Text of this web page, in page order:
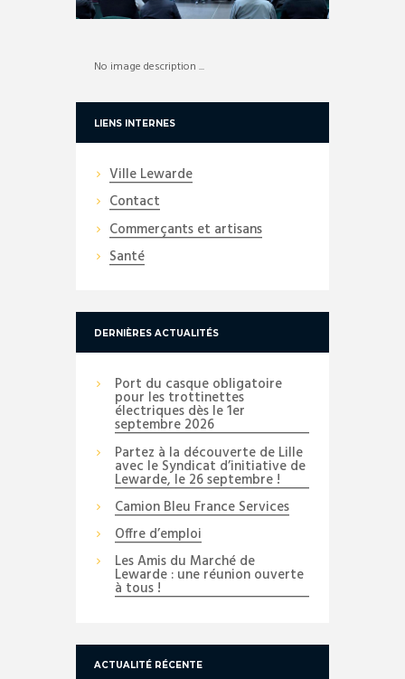
No image description ...
LIENS INTERNES
Ville Lewarde
Contact
Commerçants et artisans
Santé
DERNIÈRES ACTUALITÉS
Port du casque obligatoire
pour les trottinettes
électriques dès le 1er
septembre 2026
Partez à la découverte de Lille
avec le Syndicat d’initiative de
Lewarde, le 26 septembre !
Camion Bleu France Services
Offre d’emploi
Les Amis du Marché de
Lewarde : une réunion ouverte
à tous !
ACTUALITÉ RÉCENTE